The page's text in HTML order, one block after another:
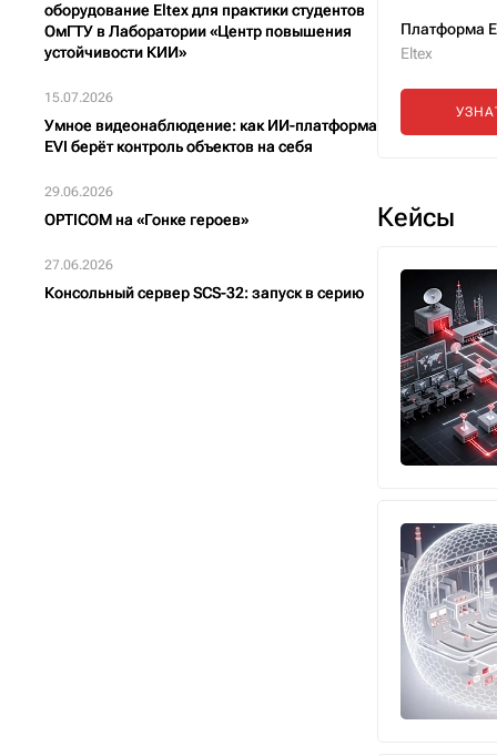
оборудование Eltex для практики студентов
ОмГТУ в Лаборатории «Центр повышения
устойчивости КИИ»
15.07.2026
Умное видеонаблюдение: как ИИ-платформа
EVI берёт контроль объектов на себя
29.06.2026
OPTICOM на «Гонке героев»
27.06.2026
Консольный сервер SCS-32: запуск в серию
Платформа
Eltex
Кейсы